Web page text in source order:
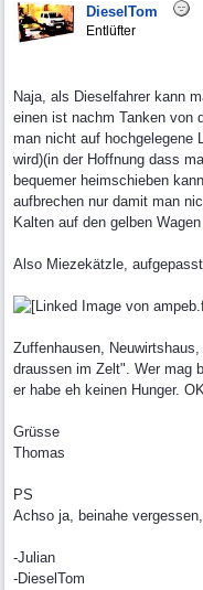
DieselTom
Entlüfter
Naja, als Dieselfahrer kann
einen ist nachm Tanken von
man nicht auf hochgelegene
wird)(in der Hoffnung dass
bequemer heimschieben
aufbrechen nur damit man
Kalten auf den gelben
Also Miezekätzle, aufgepasst
Zuffenhausen,
draussen im Zelt". Wer mag
er habe eh keinen Hunger.
Grüsse
Thomas
PS
Achso ja, beinahe
-Julian
-DieselTom